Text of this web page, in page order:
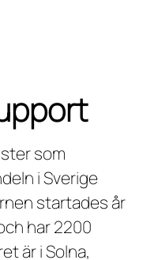
som
i Sverige
startades år
har 2200
är i Solna,